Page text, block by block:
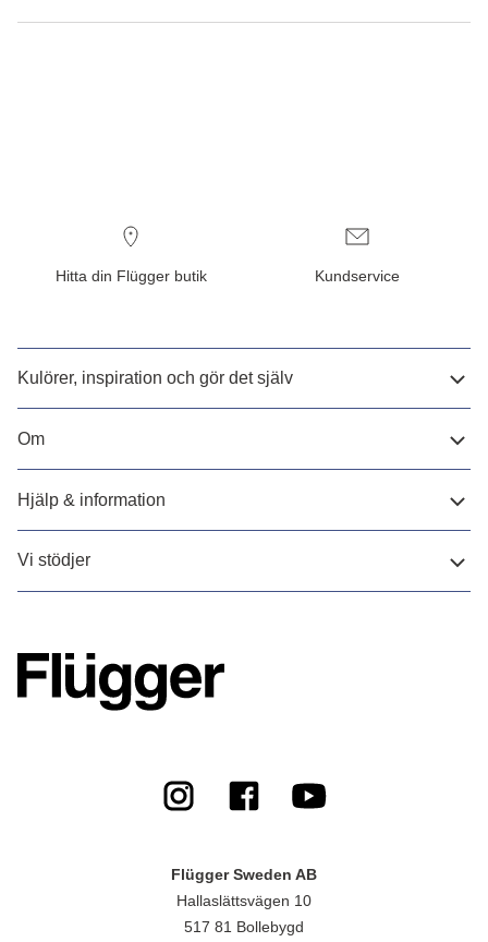
Hitta din Flügger butik Kundservice
Kulörer, inspiration och gör det själv
Om
Hjälp & information
Vi stödjer
Flügger Sweden AB
Hallaslättsvägen 10
517 81 Bollebygd